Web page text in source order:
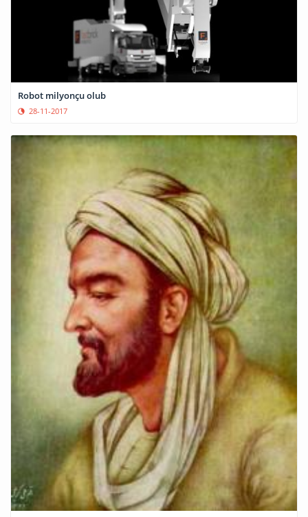
Robot milyonçu olub
28-11-2017